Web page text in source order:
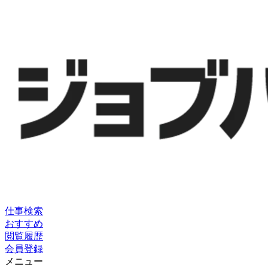
仕事検索
おすすめ
閲覧履歴
会員登録
メニュー